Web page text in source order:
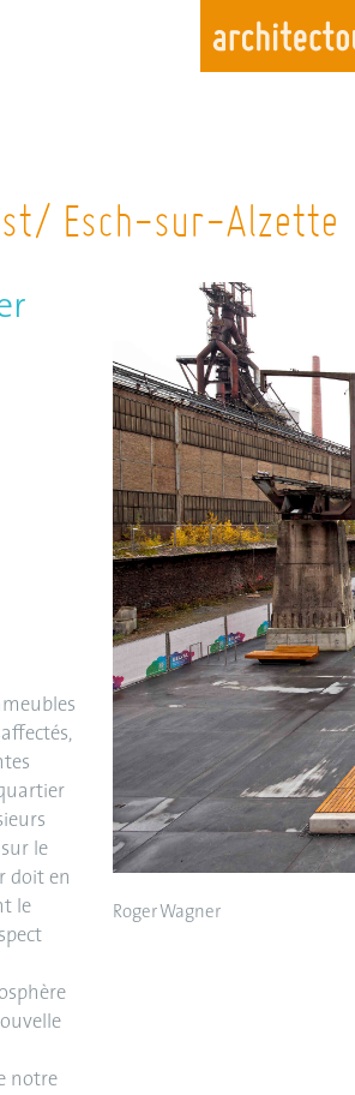
main
content
Esch-sur-Alzette
le
doit en
le
notre
Roger Wagner